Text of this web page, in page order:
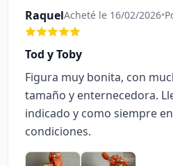
RaquelAcheté le 16/02/2026•
Tod y Toby
Figura muy bonita, con
tamaño y enternecedora.
indicado y como siempre
condiciones.